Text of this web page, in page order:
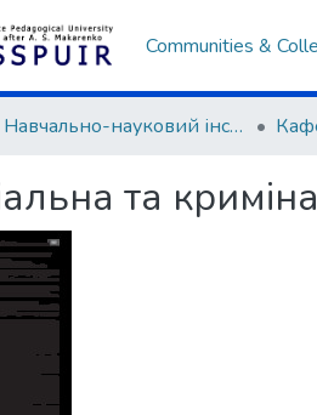
Communities &
Навчально-науковий інститут історії, права та міжнародних відносин
та